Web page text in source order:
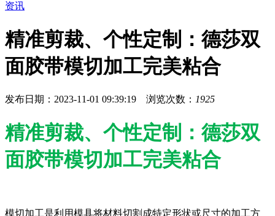
资讯
精准剪裁、个性定制：德莎双
面胶带模切加工完美粘合
发布日期：2023-11-01 09:39:19 浏览次数： 1925
精准剪裁、个性定制：德莎双
面胶带模切加工完美粘合
模切加工是利用模具将材料切割成特定形状或尺寸的加工方